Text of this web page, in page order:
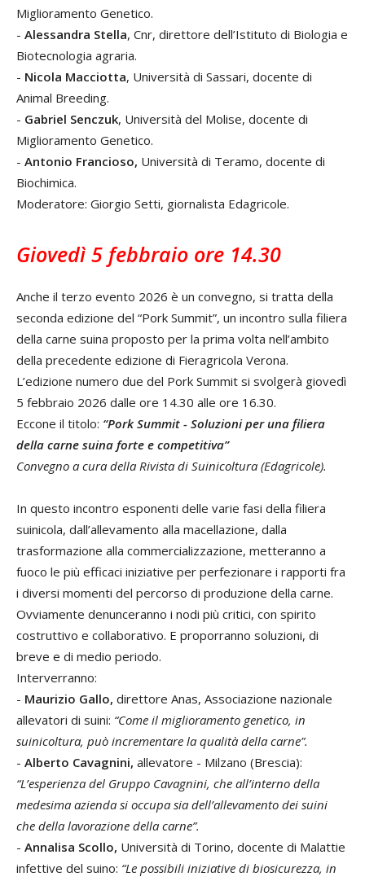
Miglioramento Genetico.
- Alessandra Stella, Cnr, direttore dell’Istituto di Biologia e
Biotecnologia agraria.
- Nicola Macciotta, Università di Sassari, docente di
Animal Breeding.
- Gabriel Senczuk, Università del Molise, docente di
Miglioramento Genetico.
- Antonio Francioso, Università di Tera­mo, docente di
Biochimica.
Moderatore: Giorgio Setti, giornalista Edagricole.
Giovedì 5 febbraio ore 14.30
Anche il terzo evento 2026 è un conve­gno, si tratta della
seconda edizione del “Pork Summit”, un incontro sulla filiera
della carne suina proposto per la prima volta nell’ambito
della precedente edizio­ne di Fieragricola Verona.
L’edizione numero due del Pork Summit si svolgerà giovedì
5 febbraio 2026 dalle ore 14.30 alle ore 16.30.
Eccone il titolo: “Pork Summit - Soluzioni per una filiera
della carne suina forte e competitiva”
Convegno a cura della Rivista di Suinicol­tura (Edagricole).
In questo incontro esponenti delle varie fasi della filiera
suinicola, dall’allevamen­to alla macellazione, dalla
trasformazione alla commercializzazione, metteranno a
fuoco le più efficaci iniziative per perfe­zionare i rapporti fra
i diversi momenti del percorso di produzione della carne.
Ovviamente denunceranno i nodi più criti­ci, con spirito
costruttivo e collaborativo. E proporranno soluzioni, di
breve e di medio periodo.
Interverranno:
- Maurizio Gallo, direttore Anas, Associa­zione nazionale
allevatori di suini: “Come il miglioramento genetico, in
suinicoltura, può incrementare la qualità della carne”.
- Alberto Cavagnini, allevatore - Milzano (Brescia):
“L’esperienza del Gruppo Cava­gnini, che all’interno della
medesima azien­da si occupa sia dell’allevamento dei suini
che della lavorazione della carne”.
- Annalisa Scollo, Università di Torino, docente di Malattie
infettive del suino: “Le possibili iniziative di biosicurezza, in